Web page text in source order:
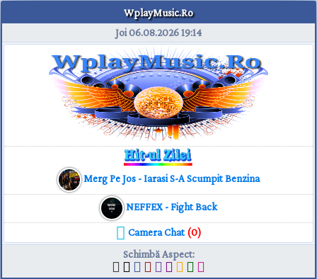
WplayMusic.Ro
Joi 06.08.202619:14
Merg Pe Jos - Iarasi S-A Scumpit Benzina
NEFFEX - Fight Back
Camera Chat(0)
Schimbă Aspect: